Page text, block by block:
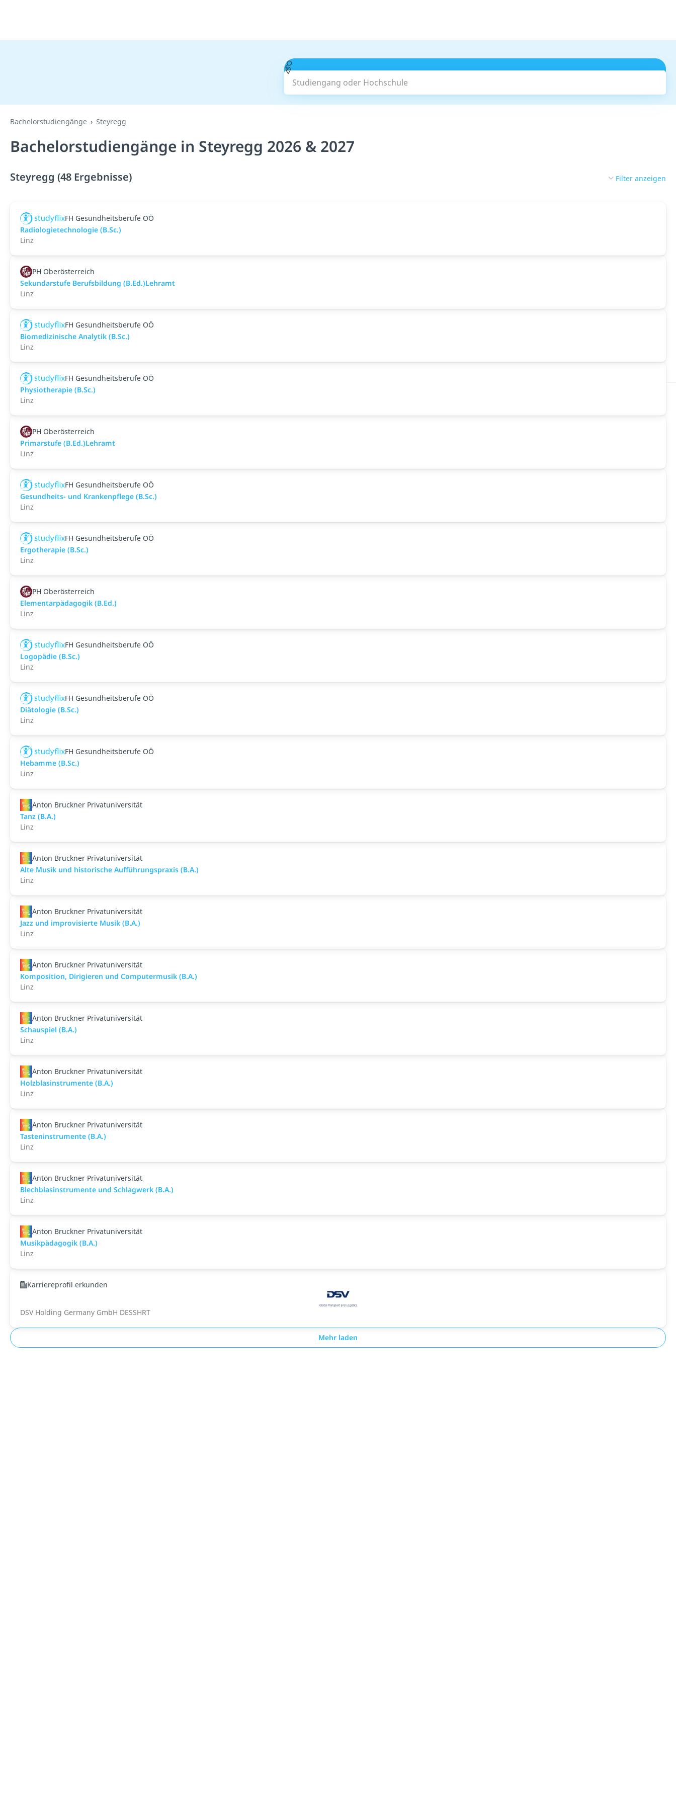
Studiengang oder Hochschule
Bachelorstudiengänge Steyregg
Bachelorstudiengänge in Steyregg 2026 & 2027
Steyregg (48 Ergebnisse) Filter anzeigen
FH Gesundheitsberufe OÖ
Radiologietechnologie (B.Sc.)
Linz
PH Oberösterreich
Sekundarstufe Berufsbildung (B.Ed.)Lehramt
Linz
FH Gesundheitsberufe OÖ
Biomedizinische Analytik (B.Sc.)
Linz
FH Gesundheitsberufe OÖ
Physiotherapie (B.Sc.)
Linz
PH Oberösterreich
Primarstufe (B.Ed.)Lehramt
Linz
FH Gesundheitsberufe OÖ
Gesundheits- und Krankenpflege (B.Sc.)
Linz
FH Gesundheitsberufe OÖ
Ergotherapie (B.Sc.)
Linz
PH Oberösterreich
Elementarpädagogik (B.Ed.)
Linz
FH Gesundheitsberufe OÖ
Logopädie (B.Sc.)
Linz
FH Gesundheitsberufe OÖ
Diätologie (B.Sc.)
Linz
FH Gesundheitsberufe OÖ
Hebamme (B.Sc.)
Linz
Anton Bruckner Privatuniversität
Tanz (B.A.)
Linz
Anton Bruckner Privatuniversität
Alte Musik und historische Aufführungspraxis (B.A.)
Linz
Anton Bruckner Privatuniversität
Jazz und improvisierte Musik (B.A.)
Linz
Anton Bruckner Privatuniversität
Komposition, Dirigieren und Computermusik (B.A.)
Linz
Anton Bruckner Privatuniversität
Schauspiel (B.A.)
Linz
Anton Bruckner Privatuniversität
Holzblasinstrumente (B.A.)
Linz
Anton Bruckner Privatuniversität
Tasteninstrumente (B.A.)
Linz
Anton Bruckner Privatuniversität
Blechblasinstrumente und Schlagwerk (B.A.)
Linz
Anton Bruckner Privatuniversität
Musikpädagogik (B.A.)
Linz
Karriereprofil erkunden
DSV Holding Germany GmbH DESSHRT
Mehr laden